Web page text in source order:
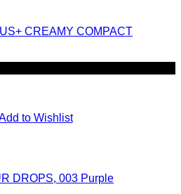
CREAMY COMPACT
to Wishlist
DROPS, 003 Purple